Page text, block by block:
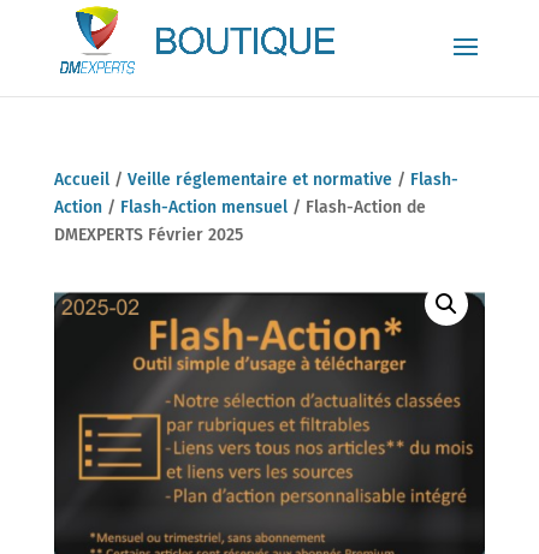
Accueil/ Veille réglementaire et normative/ Flash-
Action/ Flash-Action mensuel/ Flash-Action de
DMEXPERTS Février 2025